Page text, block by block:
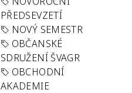
PŘEDSEVZETÍ
NOVÝ SEMESTR
OBČANSKÉ
SDRUŽENÍ ŠVAGR
OBCHODNÍ
AKADEMIE